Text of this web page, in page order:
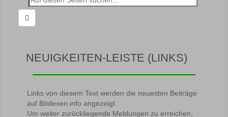
nach:
NEUIGKEITEN-LEISTE (LINKS)
Links von diesem Text werden die neuesten Beiträge
auf Bödexen.info angezeigt.
Um weiter zurückliegende Meldungen zu erreichen,